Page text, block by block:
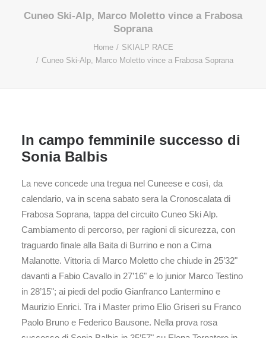
Cuneo Ski-Alp, Marco Moletto vince a Frabosa
Soprana
Home
SKIALP RACE
Cuneo Ski-Alp, Marco Moletto vince a Frabosa Soprana
In campo femminile successo di
Sonia Balbis
La neve concede una tregua nel Cuneese e così, da
calendario, va in scena sabato sera la Cronoscalata di
Frabosa Soprana, tappa del circuito Cuneo Ski Alp.
Cambiamento di percorso, per ragioni di sicurezza, con
traguardo finale alla Baita di Burrino e non a Cima
Malanotte. Vittoria di Marco Moletto che chiude in 25’32"
davanti a Fabio Cavallo in 27’16" e lo junior Marco Testino
in 28’15"; ai piedi del podio Gianfranco Lantermino e
Maurizio Enrici. Tra i Master primo Elio Griseri su Franco
Paolo Bruno e Federico Bausone. Nella prova rosa